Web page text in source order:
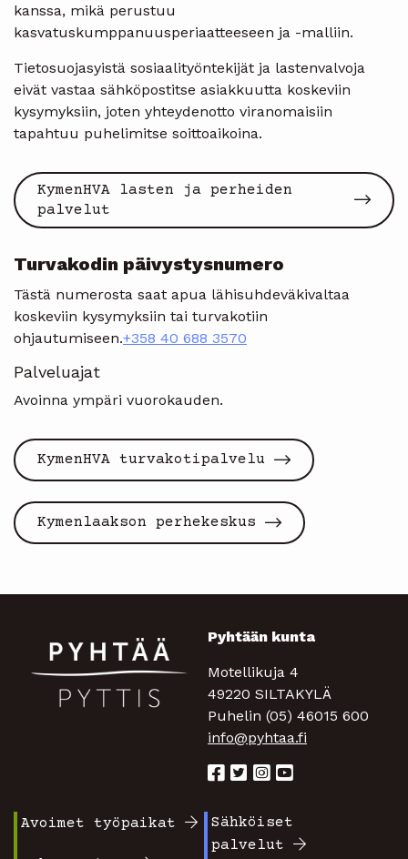
kanssa, mikä perustuu
kasvatuskumppanuusperiaatteeseen ja -malliin.
Tietosuojasyistä sosiaalityöntekijät ja lastenvalvoja
eivät vastaa sähköpostitse asiakkuutta koskeviin
kysymyksiin, joten yhteydenotto viranomaisiin
tapahtuu puhelimitse soittoaikoina.
KymenHVA lasten ja perheiden
palvelut
Turvakodin päivystysnumero
Tästä numerosta saat apua lähisuhdeväkivaltaa
koskeviin kysymyksiin tai turvakotiin
ohjautumiseen.+358 40 688 3570
Palveluajat
Avoinna ympäri vuorokauden.
KymenHVA turvakotipalvelu
Kymenlaakson perhekeskus
Pyhtään kunta
Motellikuja 4
49220 SILTAKYLÄ
Puhelin (05) 46015 600
info@pyhtaa.fi
Avoimet työpaikat
Footer
Sähköiset
palvelut